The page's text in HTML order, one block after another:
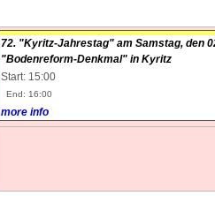
72. "Kyritz-Jahrestag" am Samstag, den
"Bodenreform-Denkmal" in Kyritz
Start: 15:00
End: 16:00
more info